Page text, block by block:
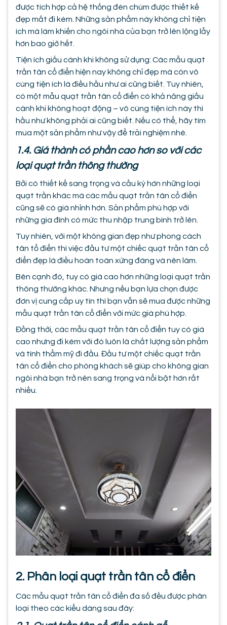
được tích hợp cả hệ thống đèn chùm được thiết kế
đẹp mắt đi kèm. Những sản phẩm này không chỉ tiện
ích mà làm khiến cho ngôi nhà của bạn trở lên lộng lẫy
hơn bao giờ hết.
Tiện ích giấu cánh khi không sử dụng: Các mẫu quạt
trần tân cổ điển hiện nay không chỉ đẹp mà còn vô
cùng tiện ích là điều hầu như ai cũng biết. Tuy nhiên,
có một mẫu quạt trần tân cổ điển có khả năng giấu
cánh khi không hoạt động – vô cùng tiện ích này thì
hầu như không phải ai cũng biết. Nếu có thể, hãy tìm
mua một sản phẩm như vậy để trải nghiệm nhé.
1.4. Giá thành có phần cao hơn so với các
loại quạt trần thông thường
Bởi có thiết kế sang trọng và cầu kỳ hơn những loại
quạt trần khác mà các mẫu quạt trần tân cổ điển
cũng sẽ có giá nhỉnh hơn. Sản phẩm phù hợp với
những gia đình có mức thu nhập trung bình trở lên.
Tuy nhiên, với một không gian đẹp như phong cách
tân tổ điển thì việc đầu tư một chiếc quạt trần tân cổ
điển đẹp là điều hoàn toàn xứng đáng và nên làm.
Bên cạnh đó, tuy có giá cao hơn những loại quạt trần
thông thường khác. Nhưng nếu bạn lựa chọn được
đơn vị cung cấp uy tín thì bạn vẫn sẽ mua được những
mẫu quạt trần tân cổ điển với mức giá phù hợp.
Đồng thời, các mẫu quạt trần tân cổ điển tuy có giá
cao nhưng đi kèm với đó luôn là chất lượng sản phẩm
và tính thẩm mỹ đi đầu. Đầu tư một chiếc quạt trần
tân cổ điển cho phòng khách sẽ giúp cho không gian
ngôi nhà bạn trở nên sang trọng và nổi bật hơn rất
nhiều.
2. Phân loại quạt trần tân cổ điển
Các mẫu quạt trần tân cổ điển đa số đều được phân
loại theo các kiểu dáng sau đây: